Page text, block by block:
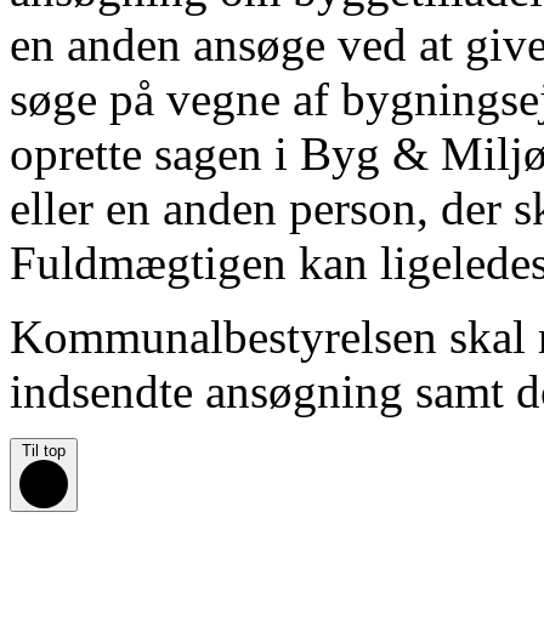
en anden ansøge ved at
søge på vegne af
oprette sagen i Byg &
eller en anden person, der
Fuldmægtigen kan
Kommunalbestyrelsen skal
indsendte ansøgning samt
Til top